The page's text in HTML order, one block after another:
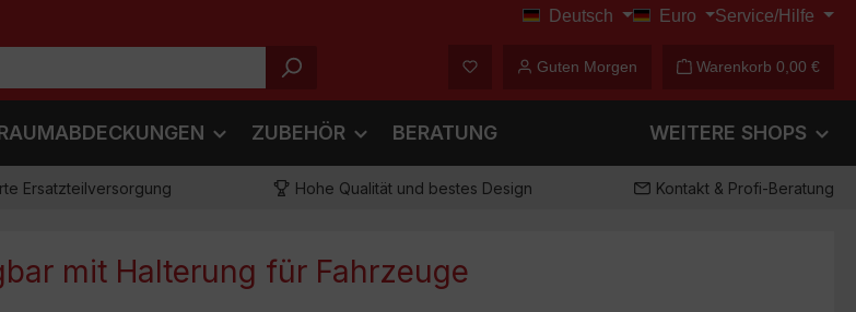
Deutsch
€
Euro Service/Hilfe
Du hast 0 Produkte auf dem Merkzettel
Guten Morgen Warenkorb 0,00 €
ZUBEHÖR BERATUNG WEITERE SHOPS
Ersatzteilversorgung Hohe Qualität und bestes Design Kontakt & Profi-Beratung
mit Halterung für Fahrzeuge